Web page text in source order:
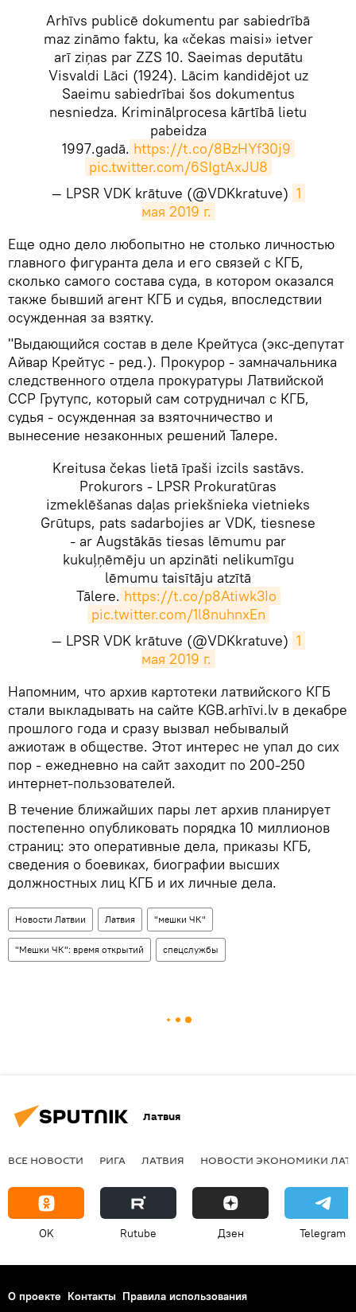
Arhīvs publicē dokumentu par sabiedrībā
maz zināmo faktu, ka «čekas maisi» ietver
arī ziņas par ZZS 10. Saeimas deputātu
Visvaldi Lāci (1924). Lācim kandidējot uz
Saeimu sabiedrībai šos dokumentus
nesniedza. Kriminālprocesa kārtībā lietu
pabeidza
1997.gadā. https://t.co/8BzHYf30j9
pic.twitter.com/6SIgtAxJU8
— LPSR VDK krātuve (@VDKkratuve) 1
мая 2019 г.
​Еще одно дело любопытно не столько личностью
главного фигуранта дела и его связей с КГБ,
сколько самого состава суда, в котором оказался
также бывший агент КГБ и судья, впоследствии
осужденная за взятку.
"Выдающийся состав в деле Крейтуса (экс-депутат
Айвар Крейтус - ред.). Прокурор - замначальника
следственного отдела прокуратуры Латвийской
ССР Грутупс, который сам сотрудничал с КГБ,
судья - осужденная за взяточничество и
вынесение незаконных решений Талере.
Kreitusa čekas lietā īpaši izcils sastāvs.
Prokurors - LPSR Prokuratūras
izmeklēšanas daļas priekšnieka vietnieks
Grūtups, pats sadarbojies ar VDK, tiesnese
- ar Augstākās tiesas lēmumu par
kukuļņēmēju un apzināti nelikumīgu
lēmumu taisītāju atzītā
Tālere. https://t.co/p8Atiwk3Io
pic.twitter.com/1l8nuhnxEn
— LPSR VDK krātuve (@VDKkratuve) 1
мая 2019 г.
​Напомним, что архив картотеки латвийского КГБ
стали выкладывать на сайте KGB.arhīvi.lv в декабре
прошлого года и сразу вызвал небывалый
ажиотаж в обществе. Этот интерес не упал до сих
пор - ежедневно на сайт заходит по 200-250
интернет-пользователей.
В течение ближайших пары лет архив планирует
постепенно опубликовать порядка 10 миллионов
страниц: это оперативные дела, приказы КГБ,
сведения о боевиках, биографии высших
должностных лиц КГБ и их личные дела.
Новости Латвии Латвия "мешки ЧК"
"Мешки ЧК": время открытий спецслужбы
Латвия
ВСЕ НОВОСТИ РИГА ЛАТВИЯ НОВОСТИ ЭКОНОМИКИ
OK Rutube Дзен Telegram
О проекте Контакты Правила использования